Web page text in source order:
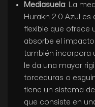
Mediasuela: La
Hurakn 2.0 Azul es
flexible que ofrece
absorbe el
también incorpora
le da una mayor
torceduras o
tiene un sistema
que consiste en